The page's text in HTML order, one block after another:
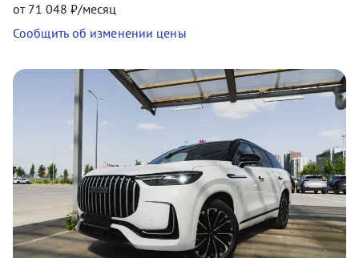
от 71 048 ₽/месяц
Сообщить об изменении цены